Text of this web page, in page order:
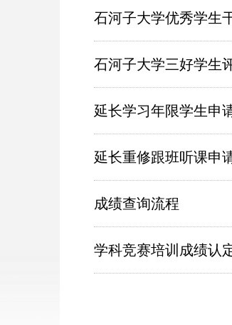
石河子大学优秀学生
石河子大学三好学生
延长学习年限学生申
延长重修跟班听课申
成绩查询流程
学科竞赛培训成绩认